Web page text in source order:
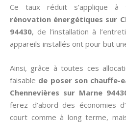
Ce taux réduit s’applique
rénovation énergétiques sur
94430, de l’installation à
appareils installés ont pour but
Ainsi, grâce à toutes ces
faisable de poser son chauffe-
Chennevières sur Marne
ferez d’abord des économies
court comme à long terme,